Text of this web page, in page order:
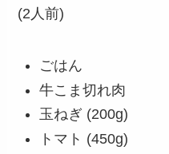
(2人前)
ごはん
牛こま切れ
玉ねぎ
トマト